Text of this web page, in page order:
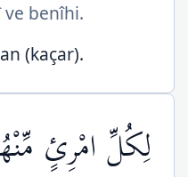
ve benîhi.
(kaçar).
لِكُلِّ امْرِئٍ